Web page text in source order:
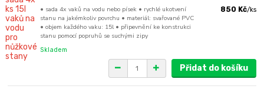
• sada 4x vaků na vodu nebo písek • rychlé ukotvení
stanu na jakémkoliv povrchu • materiál: svařované PVC
• objem každého vaku: 15l • připevnění ke konstrukci
stanu pomocí popruhů se suchými zipy
850 Kč/ks
Skladem
Přidat do košíku